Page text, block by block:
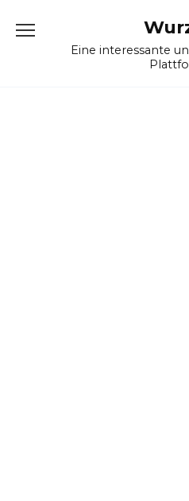
Eine interessante